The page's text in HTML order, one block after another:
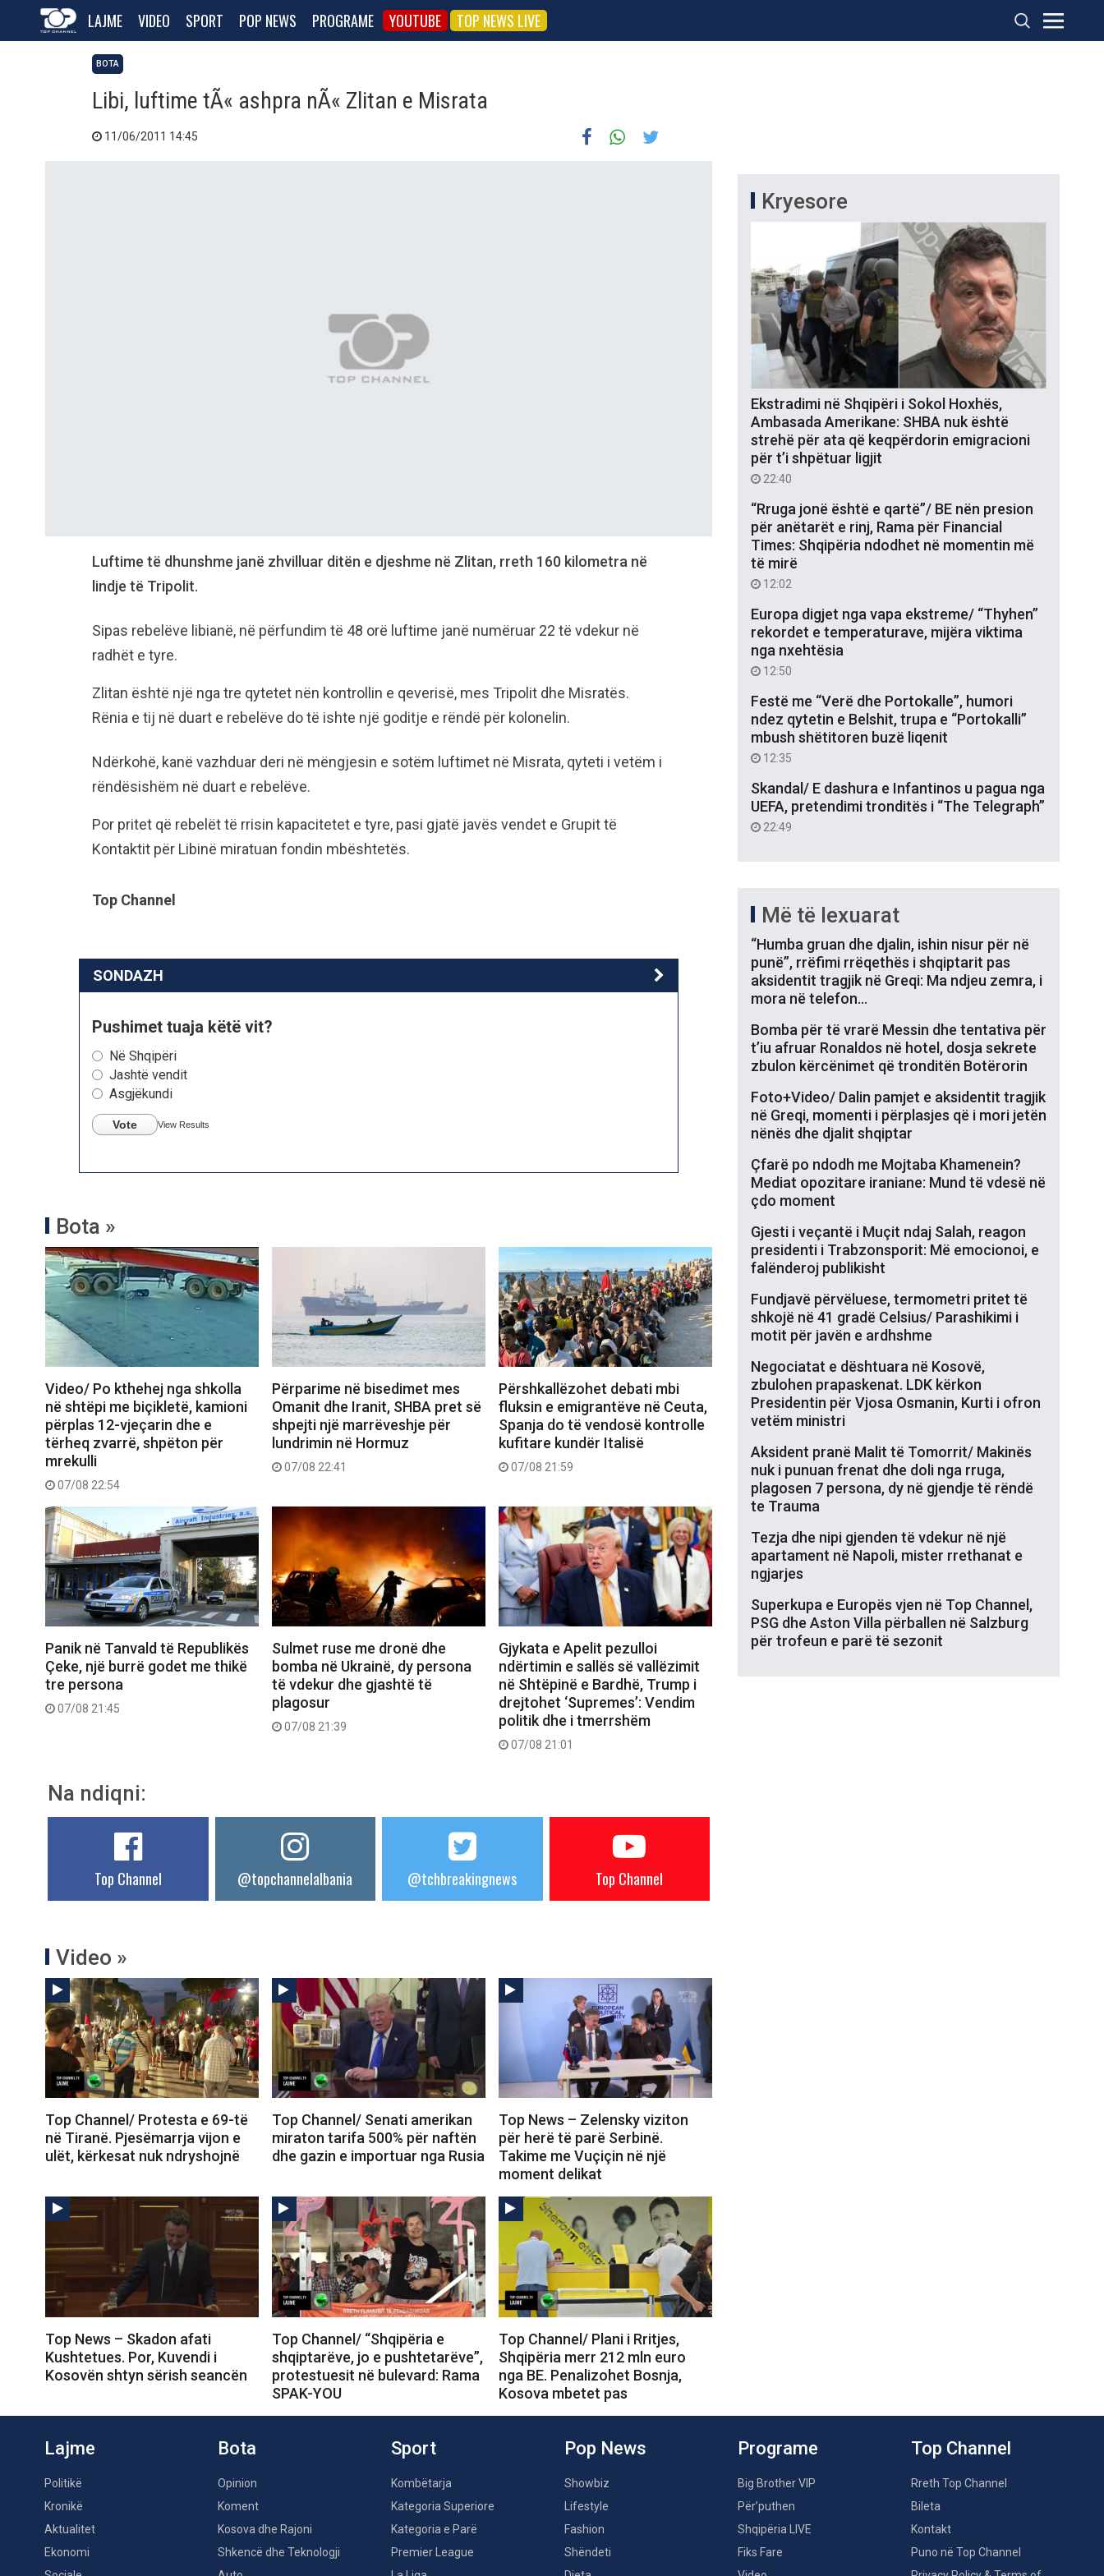
LAJME VIDEO SPORT POP NEWS PROGRAME YOUTUBE TOP NEWS LIVE
BOTA
Libi, luftime tÃ« ashpra nÃ« Zlitan e Misrata
11/06/2011 14:45
Luftime të dhunshme janë zhvilluar ditën e djeshme në Zlitan, rreth 160 kilometra në
lindje të Tripolit.
Sipas rebelëve libianë, në përfundim të 48 orë luftime janë numëruar 22 të vdekur në
radhët e tyre.
Zlitan është një nga tre qytetet nën kontrollin e qeverisë, mes Tripolit dhe Misratës.
Rënia e tij në duart e rebelëve do të ishte një goditje e rëndë për kolonelin.
Ndërkohë, kanë vazhduar deri në mëngjesin e sotëm luftimet në Misrata, qyteti i vetëm i
rëndësishëm në duart e rebelëve.
Por pritet që rebelët të rrisin kapacitetet e tyre, pasi gjatë javës vendet e Grupit të
Kontaktit për Libinë miratuan fondin mbështetës.
Top Channel
SONDAZH
Pushimet tuaja këtë vit?
Në Shqipëri
Jashtë vendit
Asgjëkundi
Vote View Results
Bota »
Video/ Po kthehej nga shkolla
në shtëpi me biçikletë, kamioni
përplas 12-vjeçarin dhe e
tërheq zvarrë, shpëton për
mrekulli
07/08 22:54
Përparime në bisedimet mes
Omanit dhe Iranit, SHBA pret së
shpejti një marrëveshje për
lundrimin në Hormuz
07/08 22:41
Përshkallëzohet debati mbi
fluksin e emigrantëve në Ceuta,
Spanja do të vendosë kontrolle
kufitare kundër Italisë
07/08 21:59
Panik në Tanvald të Republikës
Çeke, një burrë godet me thikë
tre persona
07/08 21:45
Sulmet ruse me dronë dhe
bomba në Ukrainë, dy persona
të vdekur dhe gjashtë të
plagosur
07/08 21:39
Gjykata e Apelit pezulloi
ndërtimin e sallës së vallëzimit
në Shtëpinë e Bardhë, Trump i
drejtohet ‘Supremes’: Vendim
politik dhe i tmerrshëm
07/08 21:01
Na ndiqni:
Top Channel @topchannelalbania @tchbreakingnews Top Channel
Video »
Top Channel/ Protesta e 69-të
në Tiranë. Pjesëmarrja vijon e
ulët, kërkesat nuk ndryshojnë
Top Channel/ Senati amerikan
miraton tarifa 500% për naftën
dhe gazin e importuar nga Rusia
Top News – Zelensky viziton
për herë të parë Serbinë.
Takime me Vuçiçin në një
moment delikat
Top News – Skadon afati
Kushtetues. Por, Kuvendi i
Kosovën shtyn sërish seancën
Top Channel/ “Shqipëria e
shqiptarëve, jo e pushtetarëve”,
protestuesit në bulevard: Rama
SPAK-YOU
Top Channel/ Plani i Rritjes,
Shqipëria merr 212 mln euro
nga BE. Penalizohet Bosnja,
Kosova mbetet pas
Kryesore
Ekstradimi në Shqipëri i Sokol Hoxhës,
Ambasada Amerikane: SHBA nuk është
strehë për ata që keqpërdorin emigracioni
për t’i shpëtuar ligjit
22:40
“Rruga jonë është e qartë”/ BE nën presion
për anëtarët e rinj, Rama për Financial
Times: Shqipëria ndodhet në momentin më
të mirë
12:02
Europa digjet nga vapa ekstreme/ “Thyhen”
rekordet e temperaturave, mijëra viktima
nga nxehtësia
12:50
Festë me “Verë dhe Portokalle”, humori
ndez qytetin e Belshit, trupa e “Portokalli”
mbush shëtitoren buzë liqenit
12:35
Skandal/ E dashura e Infantinos u pagua nga
UEFA, pretendimi tronditës i “The Telegraph”
22:49
Më të lexuarat
“Humba gruan dhe djalin, ishin nisur për në
punë”, rrëfimi rrëqethës i shqiptarit pas
aksidentit tragjik në Greqi: Ma ndjeu zemra, i
mora në telefon…
Bomba për të vrarë Messin dhe tentativa për
t’iu afruar Ronaldos në hotel, dosja sekrete
zbulon kërcënimet që tronditën Botërorin
Foto+Video/ Dalin pamjet e aksidentit tragjik
në Greqi, momenti i përplasjes që i mori jetën
nënës dhe djalit shqiptar
Çfarë po ndodh me Mojtaba Khamenein?
Mediat opozitare iraniane: Mund të vdesë në
çdo moment
Gjesti i veçantë i Muçit ndaj Salah, reagon
presidenti i Trabzonsporit: Më emocionoi, e
falënderoj publikisht
Fundjavë përvëluese, termometri pritet të
shkojë në 41 gradë Celsius/ Parashikimi i
motit për javën e ardhshme
Negociatat e dështuara në Kosovë,
zbulohen prapaskenat. LDK kërkon
Presidentin për Vjosa Osmanin, Kurti i ofron
vetëm ministri
Aksident pranë Malit të Tomorrit/ Makinës
nuk i punuan frenat dhe doli nga rruga,
plagosen 7 persona, dy në gjendje të rëndë
te Trauma
Tezja dhe nipi gjenden të vdekur në një
apartament në Napoli, mister rrethanat e
ngjarjes
Superkupa e Europës vjen në Top Channel,
PSG dhe Aston Villa përballen në Salzburg
për trofeun e parë të sezonit
Lajme
Politikë
Kronikë
Aktualitet
Ekonomi
Bota
Opinion
Koment
Kosova dhe Rajoni
Shkencë dhe Teknologji
Sport
Kombëtarja
Kategoria Superiore
Kategoria e Parë
Premier League
Pop News
Showbiz
Lifestyle
Fashion
Shëndeti
Programe
Big Brother VIP
Për’puthen
Shqipëria LIVE
Fiks Fare
Top Channel
Rreth Top Channel
Bileta
Kontakt
Puno në Top Channel